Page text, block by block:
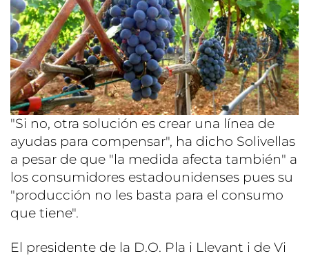
"Si no, otra solución es crear una línea de
ayudas para compensar", ha dicho Solivellas
a pesar de que "la medida afecta también" a
los consumidores estadounidenses pues su
"producción no les basta para el consumo
que tiene".
El presidente de la D.O. Pla i Llevant i de Vi